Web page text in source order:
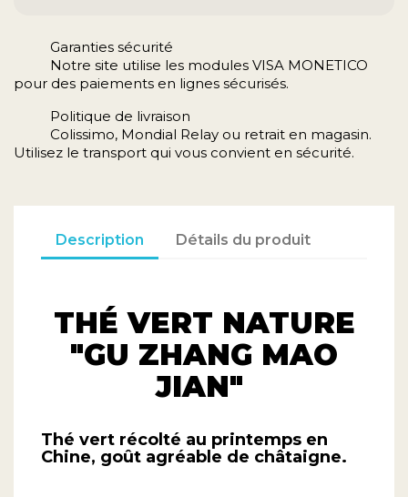
Colissimo, Mondial Relay ou retrait en magasin.
Utilisez le transport qui vous convient en sécurité.
Description Détails du produit
THÉ VERT NATURE
"GU ZHANG MAO
Thé vert récolté au printemps en
Chine, goût agréable de châtaigne.